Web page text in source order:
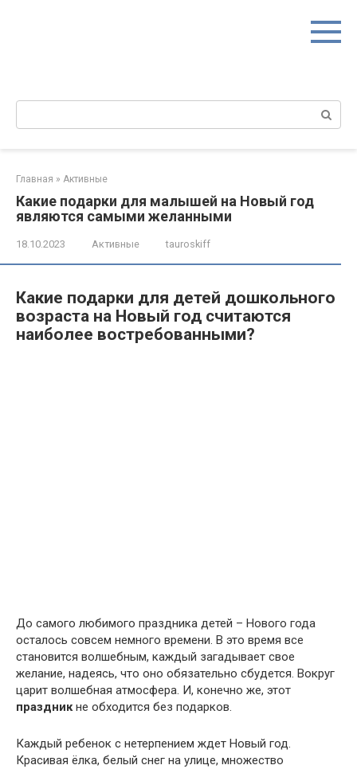
Поиск:
Главная » Активные
Какие подарки для малышей на Новый год
являются самыми желанными
18.10.2023 Активные tauroskiff
Какие подарки для детей дошкольного
возраста на Новый год считаются
наиболее востребованными?
До самого любимого праздника детей – Нового года
осталось совсем немного времени. В это время все
становится волшебным, каждый загадывает свое
желание, надеясь, что оно обязательно сбудется. Вокруг
царит волшебная атмосфера. И, конечно же, этот
праздникне обходится без подарков.
Каждый ребенок с нетерпением ждет Новый год.
Красивая ёлка, белый снег на улице, множество